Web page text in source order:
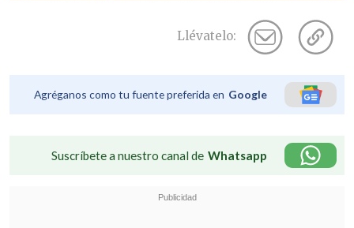
Llévatelo:
Agréganos como tu fuente preferida en Google
Suscríbete a nuestro canal de Whatsapp